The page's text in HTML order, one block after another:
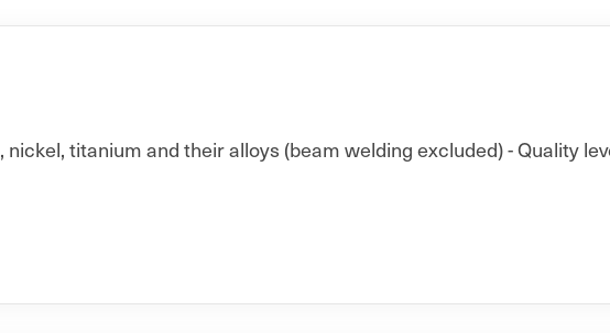
nickel, titanium and their alloys (beam welding excluded) - Quality